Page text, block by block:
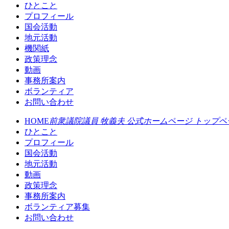
ひとこと
プロフィール
国会活動
地元活動
機関紙
政策理念
動画
事務所案内
ボランティア
お問い合わせ
HOME前衆議院議員 牧義夫 公式ホームページ トップペ
ひとこと
プロフィール
国会活動
地元活動
動画
政策理念
事務所案内
ボランティア募集
お問い合わせ